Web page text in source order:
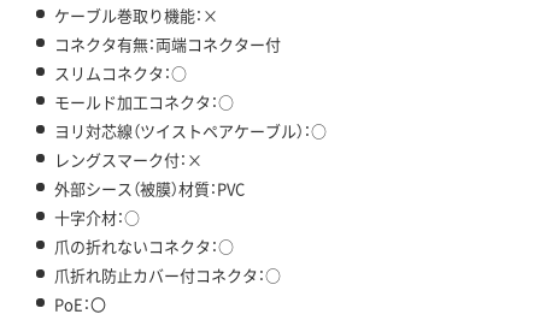
ケーブル巻取り機能：×
コネクタ有無：両端コネクター付
スリムコネクタ：○
モールド加工コネクタ：○
ヨリ対芯線（ツイストペアケーブル）：○
レングスマーク付：×
外部シース（被膜）材質：PVC
十字介材：○
爪の折れないコネクタ：○
爪折れ防止カバー付コネクタ：○
PoE：〇